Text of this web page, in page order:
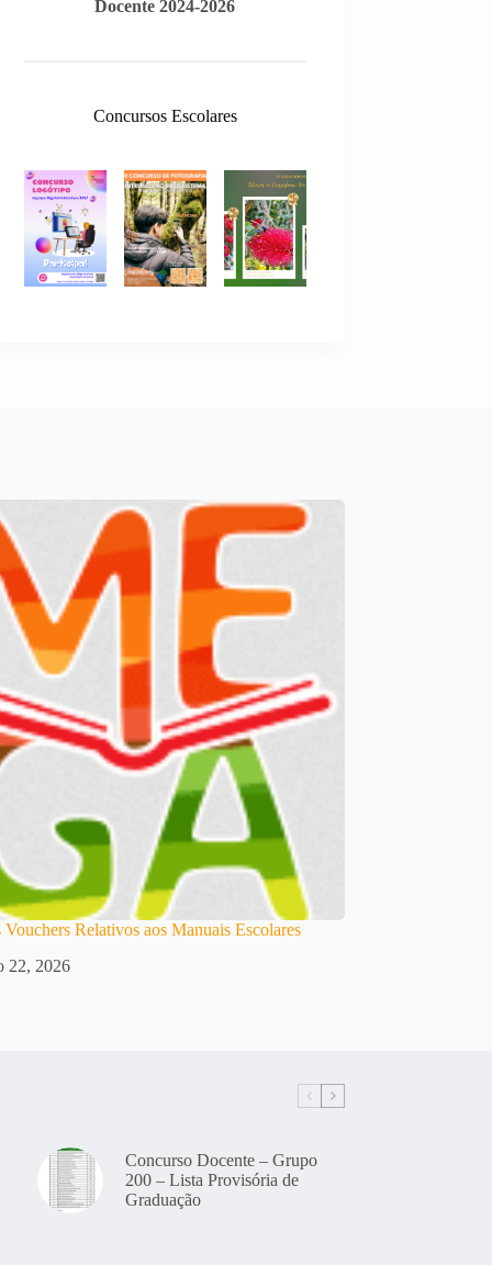
Docente 2024-2026
Concursos Escolares
Vouchers Relativos aos Manuais Escolares
22, 2026
Concurso Docente – Grupo
200 – Lista Provisória de
Graduação